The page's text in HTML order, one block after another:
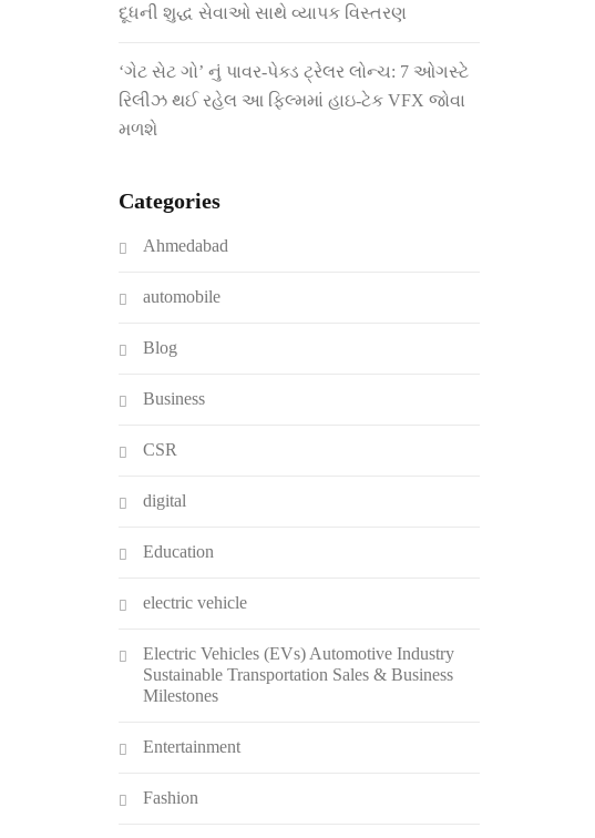
દૂધની શુદ્ધ સેવાઓ સાથે વ્યાપક વિસ્તરણ
‘ગેટ સેટ ગો’ નું પાવર-પેક્ડ ટ્રેલર લોન્ચ: 7 ઓગસ્ટે
રિલીઝ થઈ રહેલ આ ફિલ્મમાં હાઇ-ટેક VFX જોવા
મળશે
Categories
Ahmedabad
automobile
Blog
Business
CSR
digital
Education
electric vehicle
Electric Vehicles (EVs) Automotive Industry
Sustainable Transportation Sales & Business
Milestones
Entertainment
Fashion